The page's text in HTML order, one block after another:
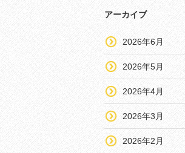
アーカイブ
2026年6月
2026年5月
2026年4月
2026年3月
2026年2月